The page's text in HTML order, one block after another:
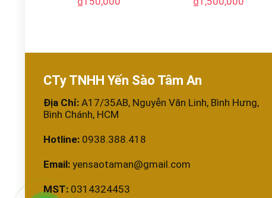
CTy TNHH Yến Sào Tâm An
Địa Chỉ:A17/35AB, Nguyễn Văn Linh, Bình Hưng,
Bình Chánh, HCM
Hotline:0938.388.418
Email: yensaotaman@gmail.com
MST:0314324453